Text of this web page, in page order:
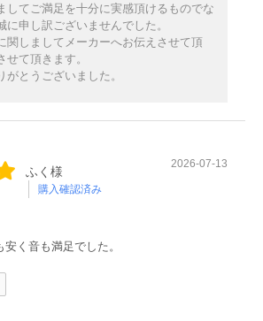
してご満足を十分に実感頂けるものでな
に申し訳ございませんでした。
関しましてメーカーへお伝えさせて頂
せて頂きます。
がとうございました。
ふく様
購入確認済み
2026-07-13
く音も満足でした。